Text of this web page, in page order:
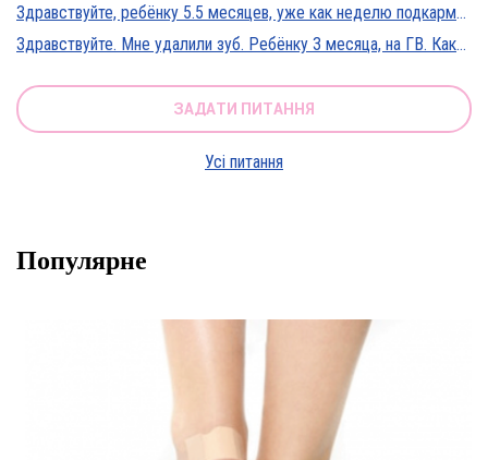
Здравствуйте, ребёнку 5.5 месяцев, уже как неделю подкармливаю смесью, пробовали 3 вида нан, милупа и остановились на малютке премиум, только вчера появились красные пятна вокруг рта после кормления смесью, и мы опять попробовали милупа и нан, реакция осталась, что делать?
Здравствуйте. Мне удалили зуб. Ребёнку 3 месяца, на ГВ. Какие антибиотики можно принимать? Спасибо
ЗАДАТИ ПИТАННЯ
Усі питання
Популярне